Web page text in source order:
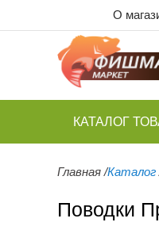
О
КАТАЛОГ
Главная /Каталог
Поводки